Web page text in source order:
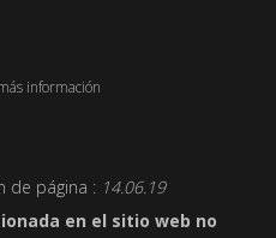
de página : 14.06.19
en el sitio web no